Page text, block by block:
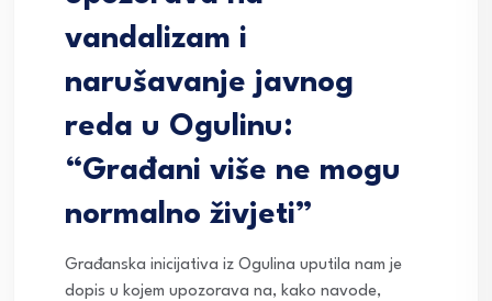
vandalizam i
narušavanje javnog
reda u Ogulinu:
“Građani više ne mogu
normalno živjeti”
Građanska inicijativa iz Ogulina uputila nam je
dopis u kojem upozorava na, kako navode,